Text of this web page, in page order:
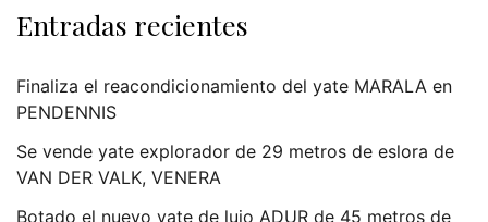
Entradas recientes
Finaliza el reacondicionamiento del yate MARALA en
PENDENNIS
Se vende yate explorador de 29 metros de eslora de
VAN DER VALK, VENERA
Botado el nuevo yate de lujo ADUR de 45 metros de